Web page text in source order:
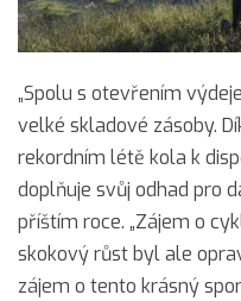
„Spolu s otevřením
velké skladové zásoby.
rekordním létě kola k
doplňuje svůj odhad pro
příštím roce. „Zájem o
skokový růst byl ale
zájem o tento krásný